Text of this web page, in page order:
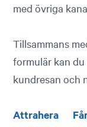
med övriga
Tillsammans
formulär kan
kundresan och
Attrahera